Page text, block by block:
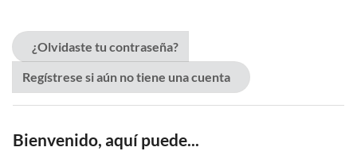
¿Olvidaste tu contraseña?
Regístrese si aún no tiene una cuenta
Bienvenido, aquí puede...